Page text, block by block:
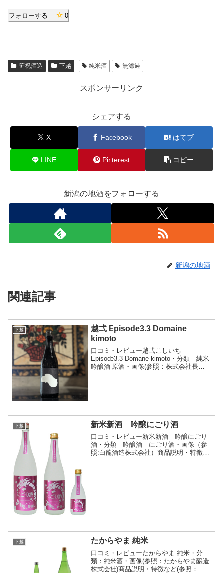
フォローする 0
笹祝酒造 下越 純米酒 無濾過
スポンサーリンク
シェアする
X Facebook はてブ
LINE Pinterest コピー
新潟の地酒をフォローする
新潟の地酒
関連記事
下越
越弌 Episode3.3 Domaine
kimoto
口コミ・レビュー越弌こしいち
Episode3.3 Domane kimoto・分類 純米
吟醸酒 原酒・画像(参照：株式会社長谷
下越 新米新酒 吟醸にごり酒
口コミ・レビュー新米新酒 吟醸にごり
酒・分類 吟醸酒 にごり酒・画像（参
照:白龍酒造株式会社）商品説明・特徴な
下越 たからやま 純米
口コミ・レビューたからやま 純米・分
類：純米酒・画像(参照：たからやま醸造
株式会社)商品説明・特徴など(参照：た